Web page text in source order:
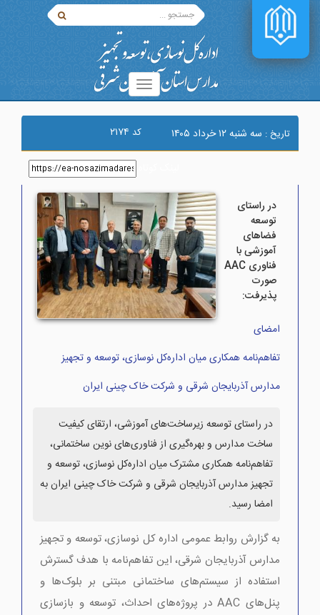
تاریخ : سه شنبه ۱۲ خرداد ۱۴۰۵ کد ۲۱۷۴
در راستای
توسعه
فضاهای
آموزشی با
فناوری AAC
صورت
پذیرفت:
امضای
تفاهم‌نامه همکاری میان اداره‌کل نوسازی، توسعه و تجهیز
مدارس آذربایجان شرقی و شرکت خاک چینی ایران
در راستای توسعه زیرساخت‌های آموزشی، ارتقای کیفیت
ساخت مدارس و بهره‌گیری از فناوری‌های نوین ساختمانی،
تفاهم‌نامه همکاری مشترک میان اداره‌کل نوسازی، توسعه و
تجهیز مدارس آذربایجان شرقی و شرکت خاک چینی ایران به
امضا رسید.
به گزارش روابط عمومی اداره کل نوسازی، توسعه و تجهیز
مدارس آذربایجان شرقی، این تفاهم‌نامه با هدف گسترش
استفاده از سیستم‌های ساختمانی مبتنی بر بلوک‌ها و
پنل‌های AAC در پروژه‌های احداث، توسعه و بازسازی